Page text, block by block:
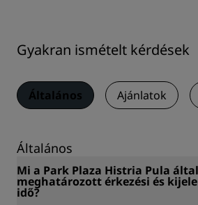
Gyakran ismételt kérdések
Általános Ajánlatok
Általános
Mi a Park Plaza Histria Pula által
meghatározott érkezési és
idő?